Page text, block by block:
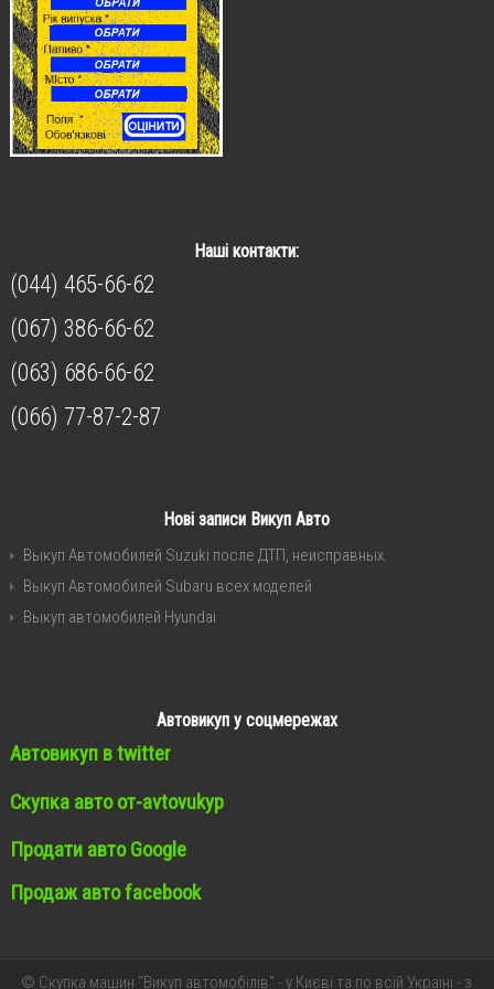
Наші контакти:
(044) 465-66-62
(067) 386-66-62
(063) 686-66-62
(066) 77-87-2-87
Нові записи Викуп Авто
Выкуп Автомобилей Suzuki после ДТП, неисправных.
Выкуп Автомобилей Subaru всех моделей
Выкуп автомобилей Hyundai
Автовикуп у соцмережах
Автовикуп в twitter
Скупка авто от-avtovukyp
Продати авто Google
Продаж авто facebook
© Скупка машин "Викуп автомобілів" - у Києві та по всій Україні - з